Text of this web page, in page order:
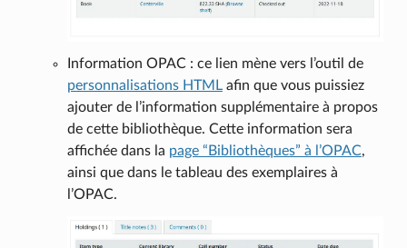
Information OPAC : ce lien mène vers l’outil de
personnalisations HTMLafin que vous puissiez
ajouter de l’information supplémentaire à propos
de cette bibliothèque. Cette information sera
affichée dans la page “Bibliothèques” à l’OPAC,
ainsi que dans le tableau des exemplaires à
l’OPAC.